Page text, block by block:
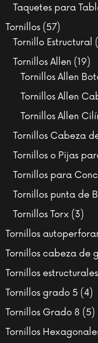
Taquetes para
Tornillos 5757
Tornillo Estructural
Tornillos Allen 1919
Tornillos Allen
Tornillos Allen
Tornillos Allen
Tornillos Cabeza
Tornillos o Pijas
Tornillos para
Tornillos punta de
Tornillos Torx 33
Tornillos
Tornillos cabeza de
Tornillos estructurales
Tornillos grado 5 44
Tornillos Grado 8 55
Tornillos